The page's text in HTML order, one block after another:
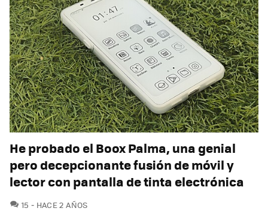
He probado el Boox Palma, una genial
pero decepcionante fusión de móvil y
lector con pantalla de tinta electrónica
15 COMENTARIOS
HACE 2 AÑOS